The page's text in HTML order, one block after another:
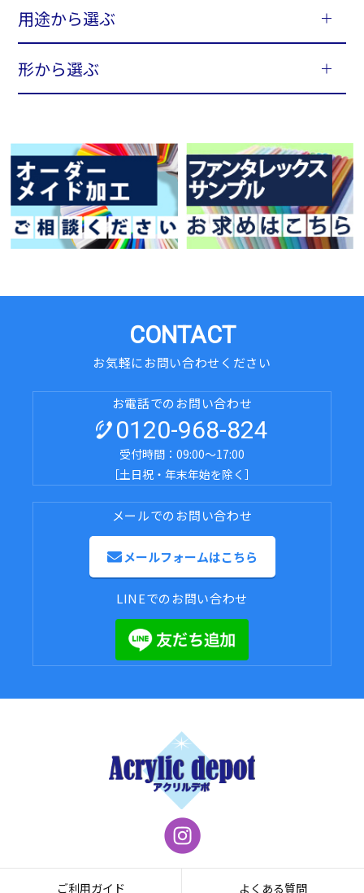
用途から選ぶ
形から選ぶ
CONTACT
お気軽にお問い合わせください
お電話でのお問い合わせ
0120-968-824
受付時間：09:00～17:00
［土日祝・年末年始を除く］
メールでのお問い合わせ
メールフォームはこちら
LINEでのお問い合わせ
ご利用ガイド よくある質問